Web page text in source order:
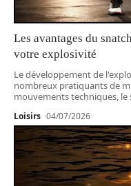
Les avantages du
votre explosivité
Le développement de
nombreux pratiquants de
mouvements techniques, le
Loisirs 04/07/2026